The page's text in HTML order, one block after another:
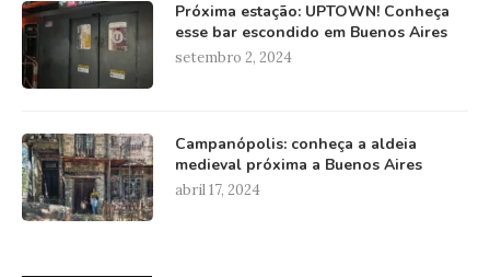
Próxima estação: UPTOWN! Conheça
esse bar escondido em Buenos Aires
setembro 2, 2024
Campanópolis: conheça a aldeia
medieval próxima a Buenos Aires
abril 17, 2024